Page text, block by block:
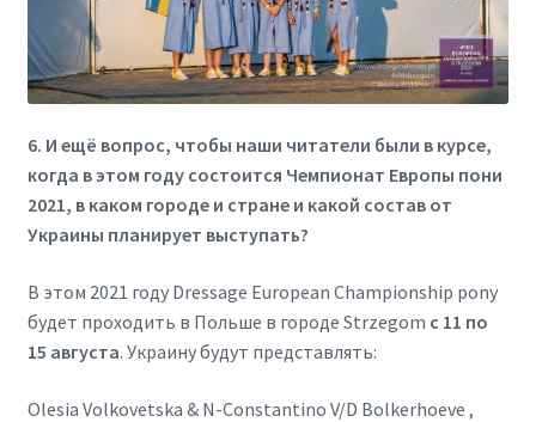
6. И ещё вопрос, чтобы наши читатели были в курсе,
когда в этом году состоится Чемпионат Европы пони
2021, в каком городе и стране и какой состав от
Украины планирует выступать?
В этом 2021 году Dressage European Championship pony
будет проходить в Польше в городе Strzegom с 11 по
15 августа. Украину будут представлять:
Olesia Volkovetska & N-Constantino V/D Bolkerhoeve ,